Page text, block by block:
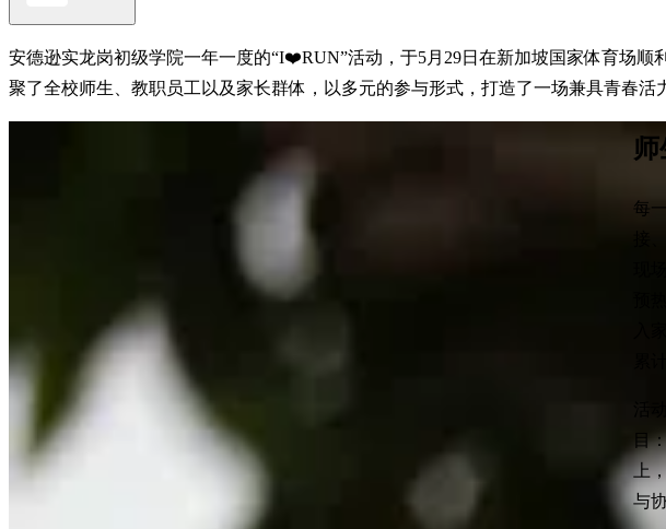
安德逊实龙岗初级学院一年一度的“I❤️RUN”活动，于5月29日在新加坡国家体育场
聚了全校师生、教职员工以及家长群体，以多元的参与形式，打造了一场兼具青春活
每
接
现
预
入
活
目
上
与